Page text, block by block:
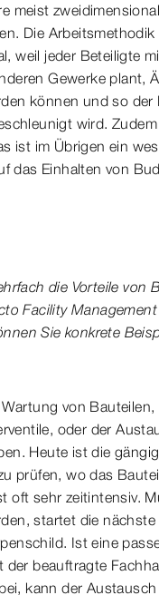
meist
Die
weil jeder Beteiligte
Gewerke plant,
können und so der
wird.
ist im Übrigen ein
das Einhalten von
die Vorteile von
Facility Management
Sie konkrete
von Bauteilen,
oder der
Heute ist die
prüfen, wo das
oft sehr zeitintensiv.
startet die
Ist eine
der beauftragte
kann der